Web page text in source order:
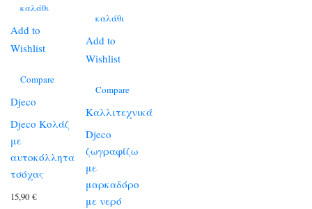
καλάθι
Add to
Wishlist
Compare
Djeco
Djeco Κολάζ
με
αυτοκόλλητα
τσόχας
15,90 €
καλάθι
Add to
Wishlist
Compare
Καλλιτεχνικά
Djeco
ζωγραφίζω
με
μαρκαδόρο
με νερό